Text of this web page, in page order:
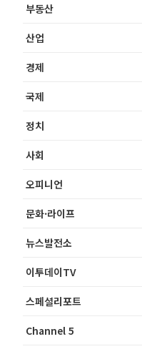
부동산
산업
경제
국제
정치
사회
오피니언
문화·라이프
뉴스발전소
이투데이TV
스페셜리포트
Channel 5